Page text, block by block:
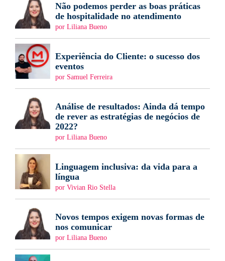
Não podemos perder as boas práticas
de hospitalidade no atendimento
por Liliana Bueno
Experiência do Cliente: o sucesso dos
eventos
por Samuel Ferreira
Análise de resultados: Ainda dá tempo
de rever as estratégias de negócios de
2022?
por Liliana Bueno
Linguagem inclusiva: da vida para a
língua
por Vivian Rio Stella
Novos tempos exigem novas formas de
nos comunicar
por Liliana Bueno